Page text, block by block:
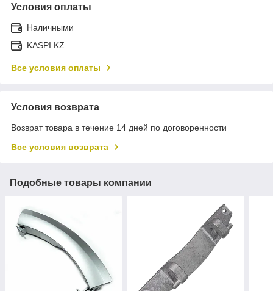
Условия оплаты
Наличными
KASPI.KZ
Все условия оплаты
Условия возврата
Возврат товара в течение 14 дней по договоренности
Все условия возврата
Подобные товары компании